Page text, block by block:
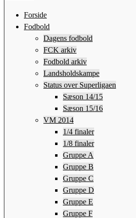
Forside
Fodbold
Dagens fodbold
FCK arkiv
Fodbold arkiv
Landsholdskampe
Status over Superligaen
Sæson 14/15
Sæson 15/16
VM 2014
1/4 finaler
1/8 finaler
Gruppe A
Gruppe B
Gruppe C
Gruppe D
Gruppe E
Gruppe F